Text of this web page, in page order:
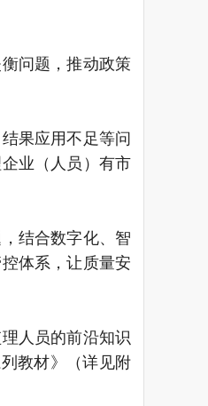
问题，推动政策
果应用不足等问
业（人员）有市
结合数字化、智
体系，让质量安
人员的前沿知识
教材》（详见附